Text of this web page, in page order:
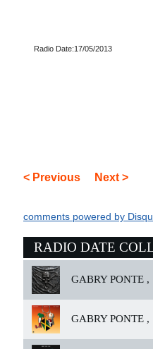
Radio Date:17/05/2013
< Previous Next >
comments powered by
RADIO DATE
GABRY PONTE
GABRY PONTE